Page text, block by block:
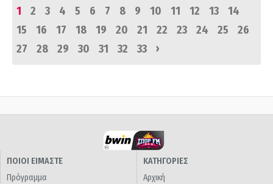
1
2 3 4 5 6 7 8 9 10 11 12 13
14
15
16 17 18 19 20 21 22 23 24 25
26
27
28 29 30 31 32 33 ›
ΠΟΙΟΙ ΕΙΜΑΣΤΕ
Πρόγραμμα
ΚΑΤΗΓΟΡΙΕΣ
Αρχική